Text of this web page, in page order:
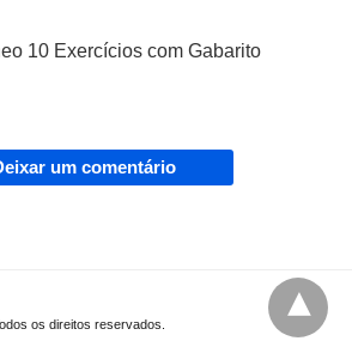
10 Exercícios com Gabarito
um comentário
os direitos reservados.